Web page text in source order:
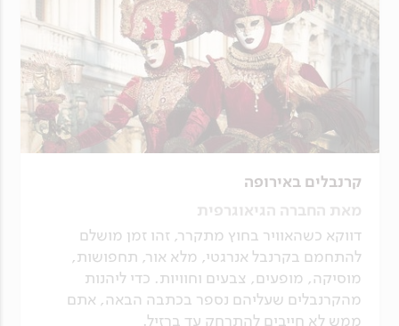
קרנבלים באירופה
מאת החברה הגיאוגרפית
דווקא כשהאוויר בחוץ מתקרר, זהו זמן מושלם
להתחמם בקרנבל אנרגטי, מלא אור, תחפושות,
מוסיקה, מופעים, צבעים וחוויות. כדי ליהנות
מהקרנבלים שעליהם נספר בכתבה הבאה, אתם
ממש לא חייבים להתרחק עד ברזיל.